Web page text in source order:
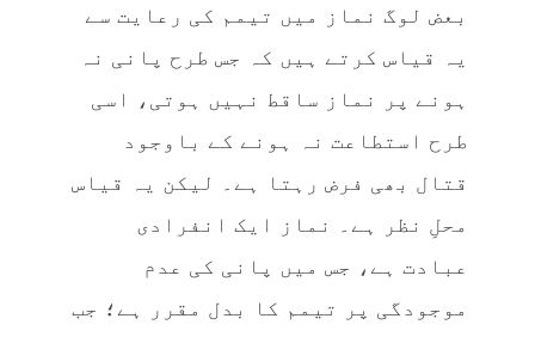
بعض لوگ نماز میں تیمم کی رعایت سے
یہ قیاس کرتے ہیں کہ جس طرح پانی نہ
ہونے پر نماز ساقط نہیں ہوتی، اسی
طرح استطاعت نہ ہونے کے باوجود
قتال بھی فرض رہتا ہے۔ لیکن یہ قیاس
محلِ نظر ہے۔ نماز ایک انفرادی
عبادت ہے، جس میں پانی کی عدم
موجودگی پر تیمم کا بدل مقرر ہے؛ جب